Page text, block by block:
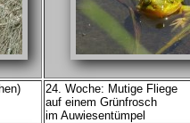
24. Woche: Mutige Fliege
auf einem Grünfrosch
im Auwiesentümpel